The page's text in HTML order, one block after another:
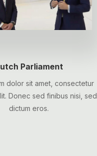
Parliament
dolor sit amet, consectetur
Donec sed finibus nisi, sed
dictum eros.